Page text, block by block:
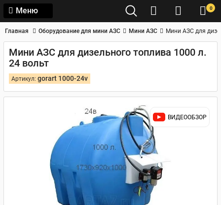
Меню 0
Главная Оборудование для мини АЗС Мини АЗС Мини АЗС для
Мини АЗС для дизельного топлива 1000 л.
24 вольт
Артикул: gorart 1000-24v
ВИДЕООБЗОР